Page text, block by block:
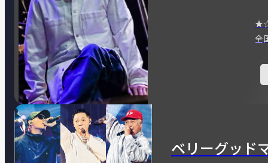
全
ベリーグッド